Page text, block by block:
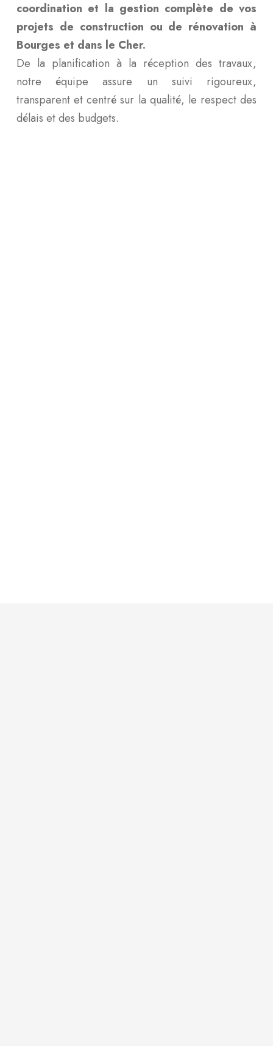
coordination et la gestion complète de vos
projets de construction ou de rénovation à
Bourges et dans le Cher.
De la planification à la réception des travaux,
notre équipe assure un suivi rigoureux,
transparent et centré sur la qualité, le respect des
délais et des budgets.